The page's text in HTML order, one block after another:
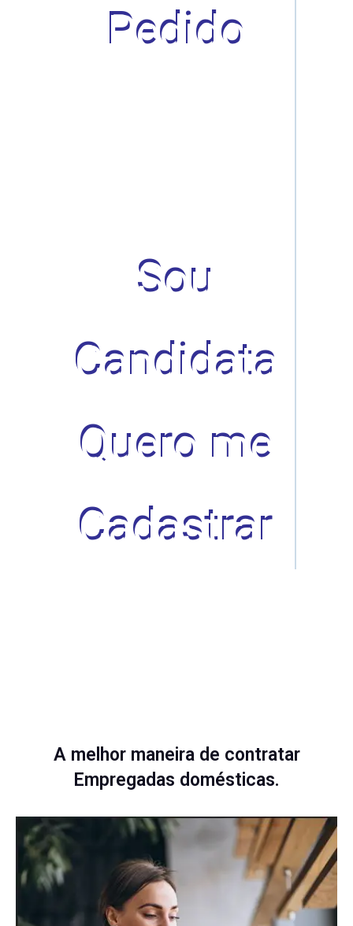
Pedido
Sou
Candidata
Quero me
Cadastrar
A melhor maneira de contratar
Empregadas domésticas.